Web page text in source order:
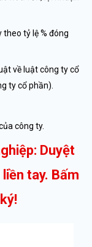
tỷ lệ % đóng
về luật công ty cổ
ty cổ phần).
công ty.
Duyệt
tay. Bấm